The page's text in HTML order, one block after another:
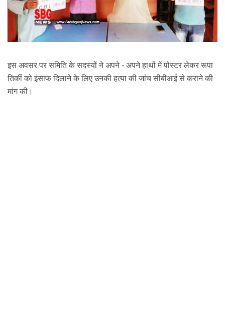
इस अवसर पर समिति के सदस्यों ने अपने - अपने हाथों में पोस्टर लेकर रूपा
तिर्की को इंसाफ दिलाने के लिए उनकी हत्या कीजांच सीबीआईसे कराने की
मांग की।